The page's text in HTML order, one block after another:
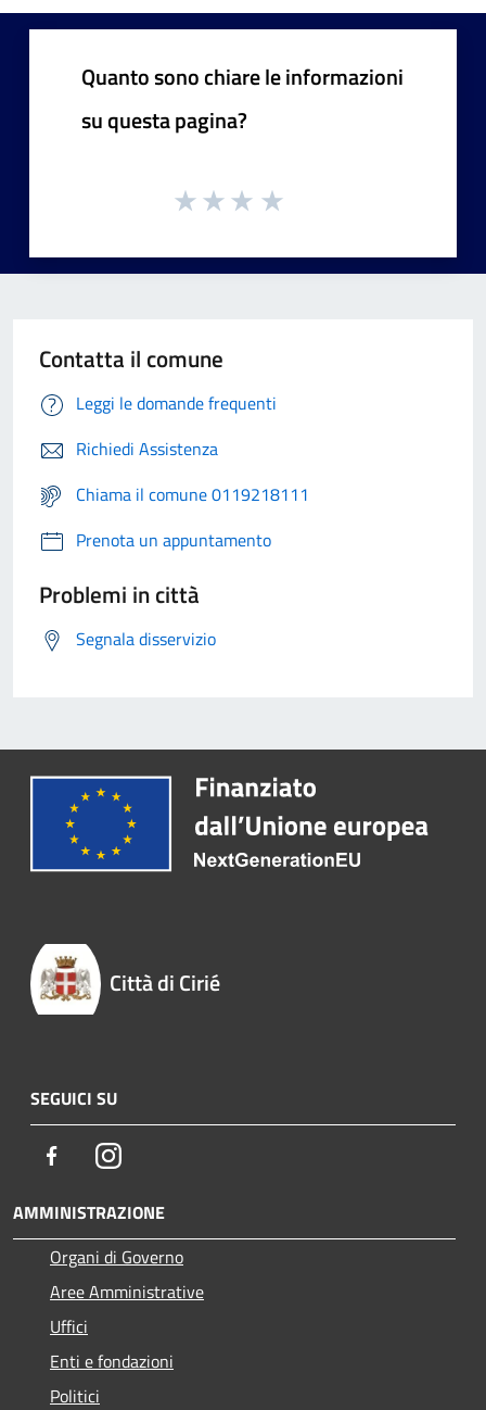
Quanto sono chiare le informazioni
su questa pagina?
Contatta il comune
Leggi le domande frequenti
Richiedi Assistenza
Chiama il comune 0119218111
Prenota un appuntamento
Problemi in città
Segnala disservizio
Città di Cirié
SEGUICI SU
FacebookInstagram
AMMINISTRAZIONE
Organi di Governo
Aree Amministrative
Uffici
Enti e fondazioni
Politici